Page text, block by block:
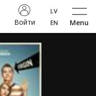
Menu
Войти